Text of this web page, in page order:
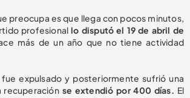
preocupa es que llega con pocos minutos,
profesionallo disputó el 19 de abril de
más de un año que no tiene actividad
expulsado y posteriormente sufrió una
recuperación se extendió por 400 días. El